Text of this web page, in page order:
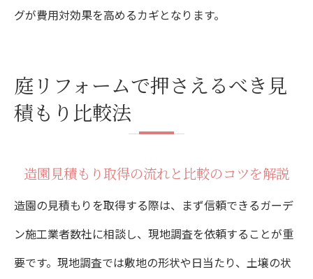
グが費用対効果を高めるカギとなります。
庭リフォームで押さえるべき見
積もり比較法
造園見積もり取得の流れと比較のコツを解説
造園の見積もりを取得する際は、まず信頼できるガーデ
ン施工業者数社に相談し、現地調査を依頼することが重
要です。現地調査では敷地の形状や日当たり、土壌の状